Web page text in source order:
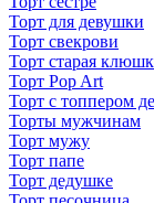
Торт для девушки
Торт свекрови
Торт старая
Торт Pop Art
Торт с топпером
Торты мужчинам
Торт мужу
Торт папе
Торт дедушке